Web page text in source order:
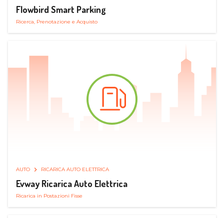
Flowbird Smart Parking
Ricerca, Prenotazione e Acquisto
AUTO RICARICA AUTO ELETTRICA
Evway Ricarica Auto Elettrica
Ricarica in Postazioni Fisse